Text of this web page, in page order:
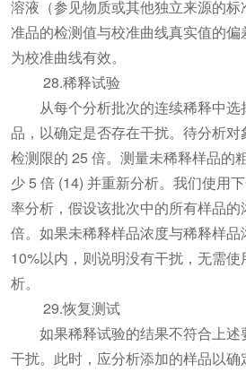
溶液（参见物质或其他独立来源的
准品的检测值与校准曲线真实值的
为校准曲线有效。
28.稀释试验
从每个分析批次的连续稀释中选
品，以确定是否存在干扰。待分析
检测限的 25 倍。测量未稀释样品的
少 5 倍 (14) 并重新分析。我们使用
率分析，假设该批次中的所有样品
倍。如果未稀释样品浓度与稀释样
10%以内，则说明没有干扰，无需
析。
29.恢复测试
如果稀释试验的结果不符合上述
干扰。此时，应分析添加的样品以